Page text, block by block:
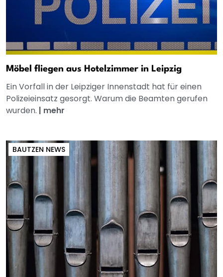
Möbel fliegen aus Hotelzimmer in Leipzig
Ein Vorfall in der Leipziger Innenstadt hat für einen
Polizeieinsatz gesorgt. Warum die Beamten gerufen
wurden. | mehr
BAUTZEN NEWS